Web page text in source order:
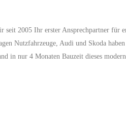
2005 Ihr erster Ansprechpartner für
Nutzfahrzeuge, Audi und Skoda
in nur 4 Monaten Bauzeit dieses